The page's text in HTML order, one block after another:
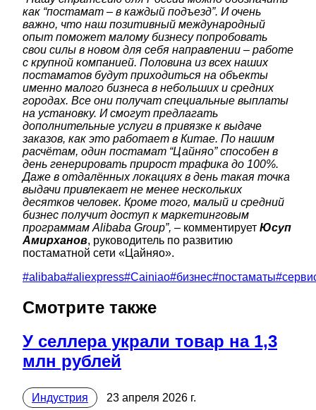
как “постамат – в каждый подъезд”. И очень
важно, что наш позитивный международный
опыт поможет малому бизнесу попробовать
свои силы в новом для себя направлении – работе
с крупной компанией. Половина из всех наших
постаматов будут приходиться на объекты
именно малого бизнеса в небольших и средних
городах. Все они получат специальные выплаты
на установку. И смогут предлагать
дополнительные услуги в привязке к выдаче
заказов, как это работает в Китае. По нашим
расчётам, один постамат “Цайняо” способен в
день генерировать прирост трафика до 100%.
Даже в отдалённых локациях в день такая точка
выдачи привлекает не менее нескольких
десятков человек. Кроме того, малый и средний
бизнес получит доступ к маркетинговым
программам Alibaba Group”, – комментирует Юсуп
Амирханов, руководитель по развитию
постаматной сети «Цайняо».
#alibaba#aliexpress#Cainiao#бизнес#постаматы#
Смотрите также
У селлера украли товар на 1,3
млн рублей
Индустрия
23 апреля 2026 г.